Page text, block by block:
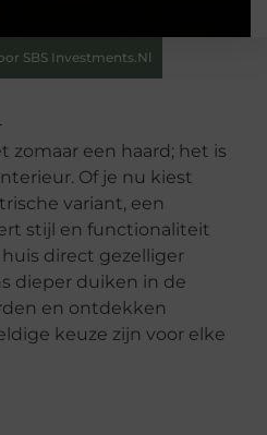
SBS Investments.nl
zomaar een haard; het is
Of je nu kiest
variant, een
stijl en functionaliteit
direct gezelliger
dieper duiken in de
en ontdekken
keuze zijn voor elke